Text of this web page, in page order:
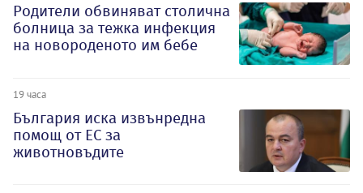
Родители обвиняват столична
болница за тежка инфекция
на новороденото им бебе
19 часа
България иска извънредна
помощ от ЕС за
животновъдите